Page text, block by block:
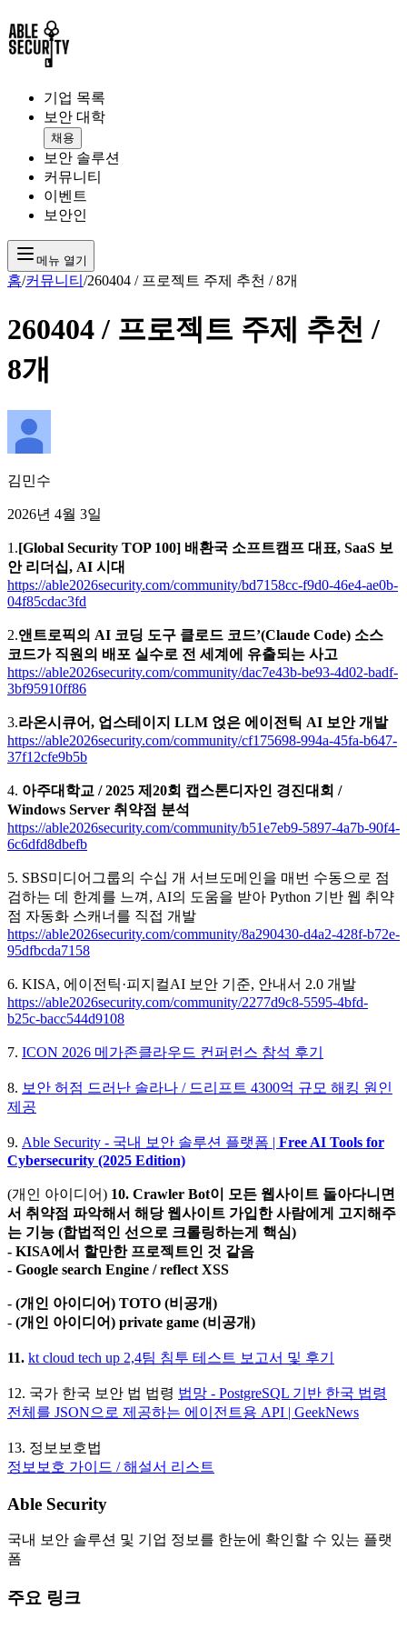
기업 목록
보안 대학
채용
보안 솔루션
커뮤니티
이벤트
보안인
메뉴 열기
홈/커뮤니티 /260404 / 프로젝트 주제 추천 / 8개
260404 / 프로젝트 주제 추천 /
8개
김민수
2026년 4월 3일
1.[Global Security TOP 100] 배환국 소프트캠프 대표, SaaS 보
안 리더십, AI 시대
https://able2026security.com/community/bd7158cc-f9d0-46e4-ae0b-
04f85cdac3fd
2.앤트로픽의 AI 코딩 도구 클로드 코드’(Claude Code) 소스
코드가 직원의 배포 실수로 전 세계에 유출되는 사고
https://able2026security.com/community/dac7e43b-be93-4d02-badf-
3bf95910ff86
3.라온시큐어, 업스테이지 LLM 얹은 에이전틱 AI 보안 개발
https://able2026security.com/community/cf175698-994a-45fa-b647-
37f12cfe9b5b
4. 아주대학교 / 2025 제20회 캡스톤디자인 경진대회 /
Windows Server 취약점 분석
https://able2026security.com/community/b51e7eb9-5897-4a7b-90f4-
6c6dfd8dbefb
5. SBS미디어그룹의 수십 개 서브도메인을 매번 수동으로 점
검하는 데 한계를 느껴, AI의 도움을 받아 Python 기반 웹 취약
점 자동화 스캐너를 직접 개발
https://able2026security.com/community/8a290430-d4a2-428f-b72e-
95dfbcda7158
6. KISA, 에이전틱·피지컬AI 보안 기준, 안내서 2.0 개발
https://able2026security.com/community/2277d9c8-5595-4bfd-
b25c-bacc544d9108
7. ICON 2026 메가존클라우드 컨퍼런스 참석 후기
8. 보안 허점 드러난 솔라나 / 드리프트 4300억 규모 해킹 원인
제공
9. Able Security - 국내 보안 솔루션 플랫폼 | Free AI Tools for
Cybersecurity (2025 Edition)
(개인 아이디어) 10. Crawler Bot이 모든 웹사이트 돌아다니면
서 취약점 파악해서 해당 웹사이트 가입한 사람에게 고지해주
는 기능 (합법적인 선으로 크롤링하는게 핵심)
- KISA에서 할만한 프로젝트인 것 같음
- Google search Engine / reflect XSS
- (개인 아이디어) TOTO (비공개)
- (개인 아이디어) private game (비공개)
11. kt cloud tech up 2,4팀 침투 테스트 보고서 및 후기
12. 국가 한국 보안 법 법령 법망 - PostgreSQL 기반 한국 법령
전체를 JSON으로 제공하는 에이전트용 API | GeekNews
13. 정보보호법
정보보호 가이드 / 해설서 리스트
Able Security
국내 보안 솔루션 및 기업 정보를 한눈에 확인할 수 있는 플랫
폼
주요 링크